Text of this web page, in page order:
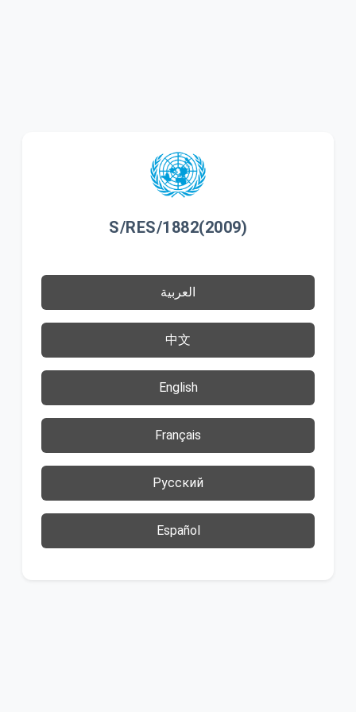
S/RES/1882(2009)
العربية
中文
English
Français
Русский
Español